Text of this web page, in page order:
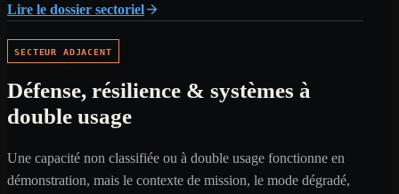
Lire le dossier sectoriel
SECTEUR ADJACENT
Défense, résilience & systèmes à
double usage
Une capacité non classifiée ou à double usage fonctionne en
démonstration, mais le contexte de mission, le mode dégradé,